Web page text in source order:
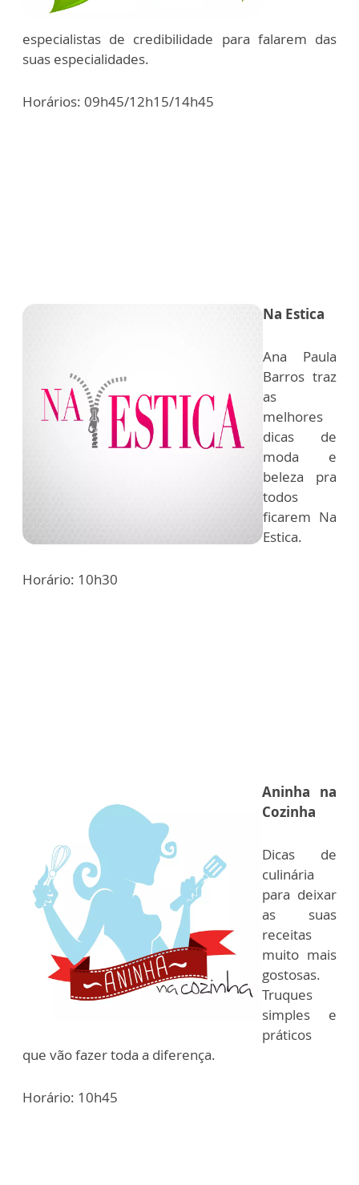
especialistas de credibilidade para falarem das
suas especialidades.
Horários: 09h45/12h15/14h45
Na Estica
Ana Paula
Barros traz
as
melhores
dicas de
moda e
beleza pra
todos
ficarem Na
Estica.
Horário: 10h30
Aninha na
Cozinha
Dicas de
culinária
para deixar
as suas
receitas
muito mais
gostosas.
Truques
simples e
práticos
que vão fazer toda a diferença.
Horário: 10h45